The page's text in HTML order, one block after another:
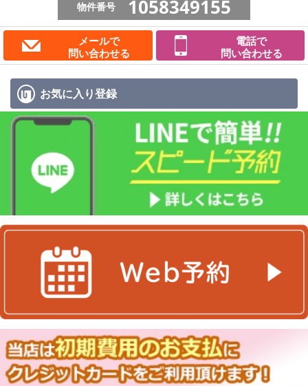
物件番号 1058349155
メールで
問い合わせる
電話で
問い合わせる
お気に入り登録